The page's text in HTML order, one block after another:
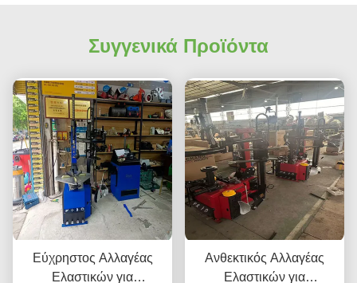
Συγγενικά Προϊόντα
Εύχρηστος Αλλαγέας
Ελαστικών για
Ανθεκτικός Αλλαγέας
Ελαστικών για